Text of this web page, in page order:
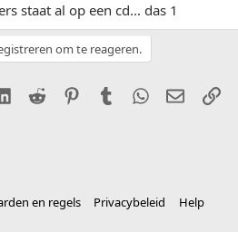
staat al op een cd... das 1
om te reageren.
LinkedIn
Reddit PinterestTumblr WhatsApp
E-mail
en regels Privacybeleid
Help